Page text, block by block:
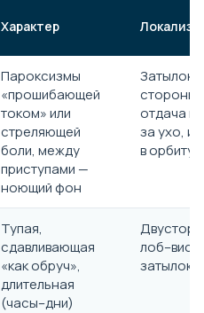
Характер
Пароксизмы
«прошибающей
током» или
стреляющей
боли, между
приступами —
ноющий фон
Затылок
стороны,
отдача в
за ухо,
в орбиту
Тупая,
сдавливающая
«как обруч»,
длительная
(часы–дни)
затылок